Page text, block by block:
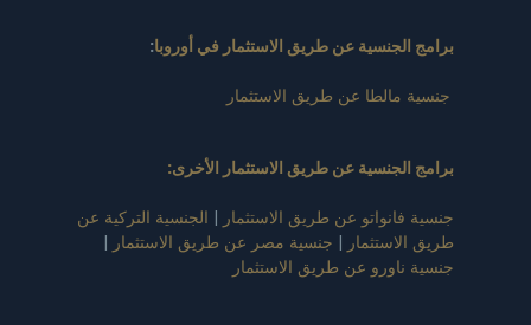
برامج الجنسية عن طريق الاستثمار في أوروبا:
جنسية مالطا عن طريق الاستثمار
برامج الجنسية عن طريق الاستثمار الأخرى:
جنسية فانواتو عن طريق الاستثمار | الجنسية التركية عن
طريق الاستثمار | جنسية مصر عن طريق الاستثمار |
جنسية ناورو عن طريق الاستثمار